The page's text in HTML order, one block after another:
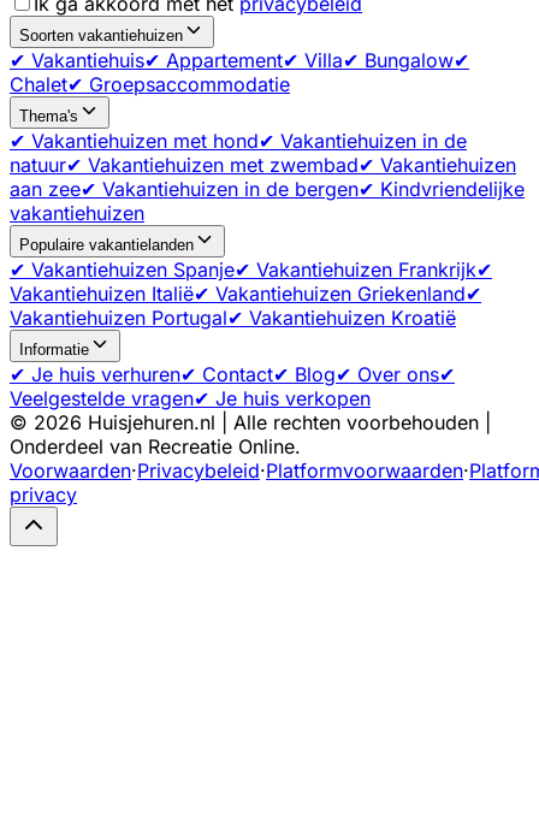
Soorten vakantiehuizen
✔ Vakantiehuis✔ Appartement✔ Villa✔ Bungalow✔
Chalet✔ Groepsaccommodatie
Thema's
✔ Vakantiehuizen met hond✔ Vakantiehuizen in de
natuur✔ Vakantiehuizen met zwembad✔ Vakantiehuizen
aan zee✔ Vakantiehuizen in de bergen✔ Kindvriendelijke
vakantiehuizen
Populaire vakantielanden
✔ Vakantiehuizen Spanje✔ Vakantiehuizen Frankrijk✔
Vakantiehuizen Italië✔ Vakantiehuizen Griekenland✔
Vakantiehuizen Portugal✔ Vakantiehuizen Kroatië
Informatie
✔ Je huis verhuren✔ Contact✔ Blog✔ Over ons✔
Veelgestelde vragen✔ Je huis verkopen
© 2026 Huisjehuren.nl | Alle rechten voorbehouden |
Onderdeel van Recreatie Online.
Voorwaarden·Privacybeleid·Platformvoorwaarden·
privacy